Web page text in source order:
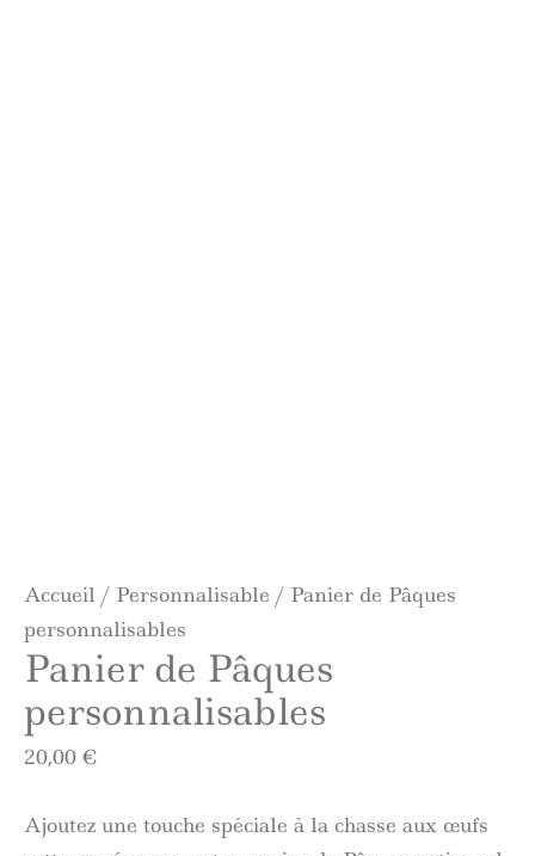
Accueil / Personnalisable / Panier de Pâques
personnalisables
Panier de Pâques
personnalisables
20,00 €
Ajoutez une touche spéciale à la chasse aux œufs